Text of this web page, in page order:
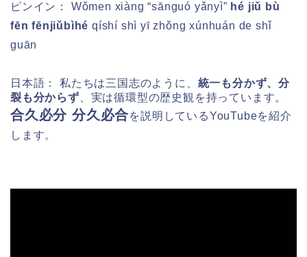
ピンイン： Wǒmen xiàng “sānguó yǎnyì” hé jiǔ bù
fēn fēnjiǔbìhé qíshí shì yī zhǒng xúnhuán de shǐ
guān
日本語： 私たちは三国志のように、 統一も分かず、分
裂も分からず 、実は循環型の歴史観を持っています。
合久必分 分久必合を説明しているYouTubeを紹介
します。